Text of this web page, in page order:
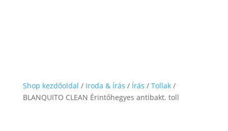
Shop kezdőoldal / Iroda & Írás / Írás / Tollak/
BLANQUITO CLEAN Érintőhegyes antibakt. toll